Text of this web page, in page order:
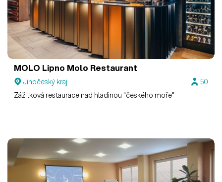
MOLO Lipno Molo Restaurant
Jihočeský kraj
50
Zážitková restaurace nad hladinou "českého moře"